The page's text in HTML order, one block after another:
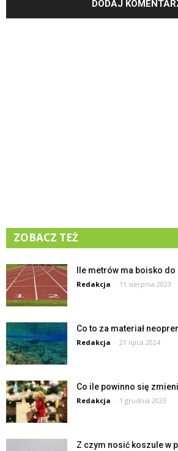
ZOBACZ TEŻ
Ile metrów ma boisko
Redakcja - 11 sierpnia 2023
Co to za materiał
Redakcja - 21 lipca 2024
Co ile powinno się
Redakcja - 1 grudnia 2023
Z czym nosić koszule w